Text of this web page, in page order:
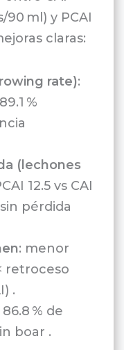
90 ml) y PCAI
claras:
rate):
%
(lechones
12.5 vs CAI
pérdida
: menor
retroceso
.
86.8 % de
boar .